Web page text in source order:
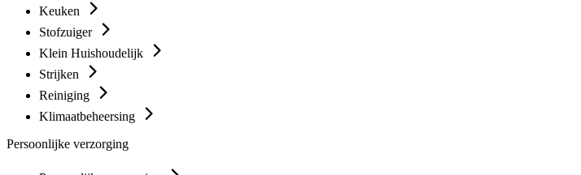
Keuken
Stofzuiger
Klein Huishoudelijk
Strijken
Reiniging
Klimaatbeheersing
Persoonlijke verzorging